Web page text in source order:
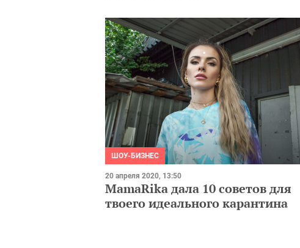
ШОУ-БИЗНЕС
20 апреля 2020, 13:50
MamaRika дала 10 советов для
твоего идеального карантина